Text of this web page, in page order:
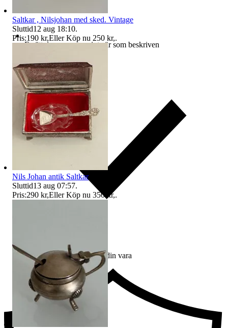
Ersättning om varan inte är som beskriven
Ersättning om du inte får din vara
Saltkar , Nilsjohan med sked. Vintage
Sluttid12 aug 18:10.
Pris:190 kr,Eller Köp nu 250 kr,.
Nils Johan antik Saltkar
Sluttid13 aug 07:57.
Pris:290 kr,Eller Köp nu 350 kr,.